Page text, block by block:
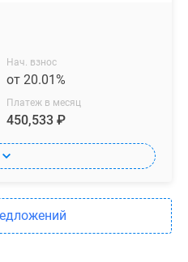
Нач. взнос
от 20.01%
Платеж в месяц
450,533 ₽